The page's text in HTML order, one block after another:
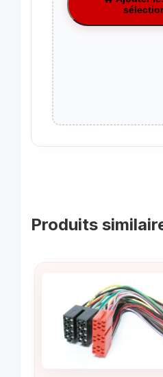
Produits